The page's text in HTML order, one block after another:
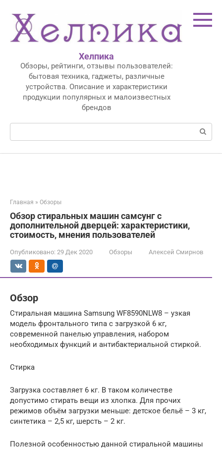
контенту
Хелпика
Обзоры, рейтинги, отзывы пользователей:
бытовая техника, гаджеты, различные
устройства. Описание и характеристики
продукции популярных и малоизвестных
брендов
Поиск:
Главная » Обзоры
Обзор стиральных машин самсунг с
дополнительной дверцей: характеристики,
стоимость, мнения пользователей
Опубликовано: 29 Дек 2020 Обзоры Алексей Смирнов
Обзор
Стиральная машина Samsung WF8590NLW8 – узкая
модель фронтального типа с загрузкой 6 кг,
современной панелью управления, набором
необходимых функций и антибактериальной стиркой.
Стирка
Загрузка составляет 6 кг. В таком количестве
допустимо стирать вещи из хлопка. Для прочих
режимов объём загрузки меньше: детское бельё – 3 кг,
синтетика – 2,5 кг, шерсть – 2 кг.
Полезной особенностью данной стиральной машины